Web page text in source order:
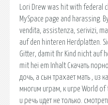
Lori Drew was hit with federal
MySpace page and harassing.
vendita, assistenza, serivizi,
auf den hinteren Herdplatten.
Gitter, damit Ihr Kind nicht auf
mit hei em Inhalt Скачать
дочь, а сын трахает мать , из
многим играм, к игре World
и речь идет не только.